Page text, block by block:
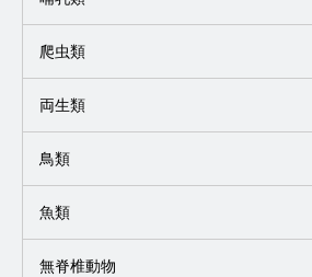
爬虫類
両生類
鳥類
魚類
無脊椎動物